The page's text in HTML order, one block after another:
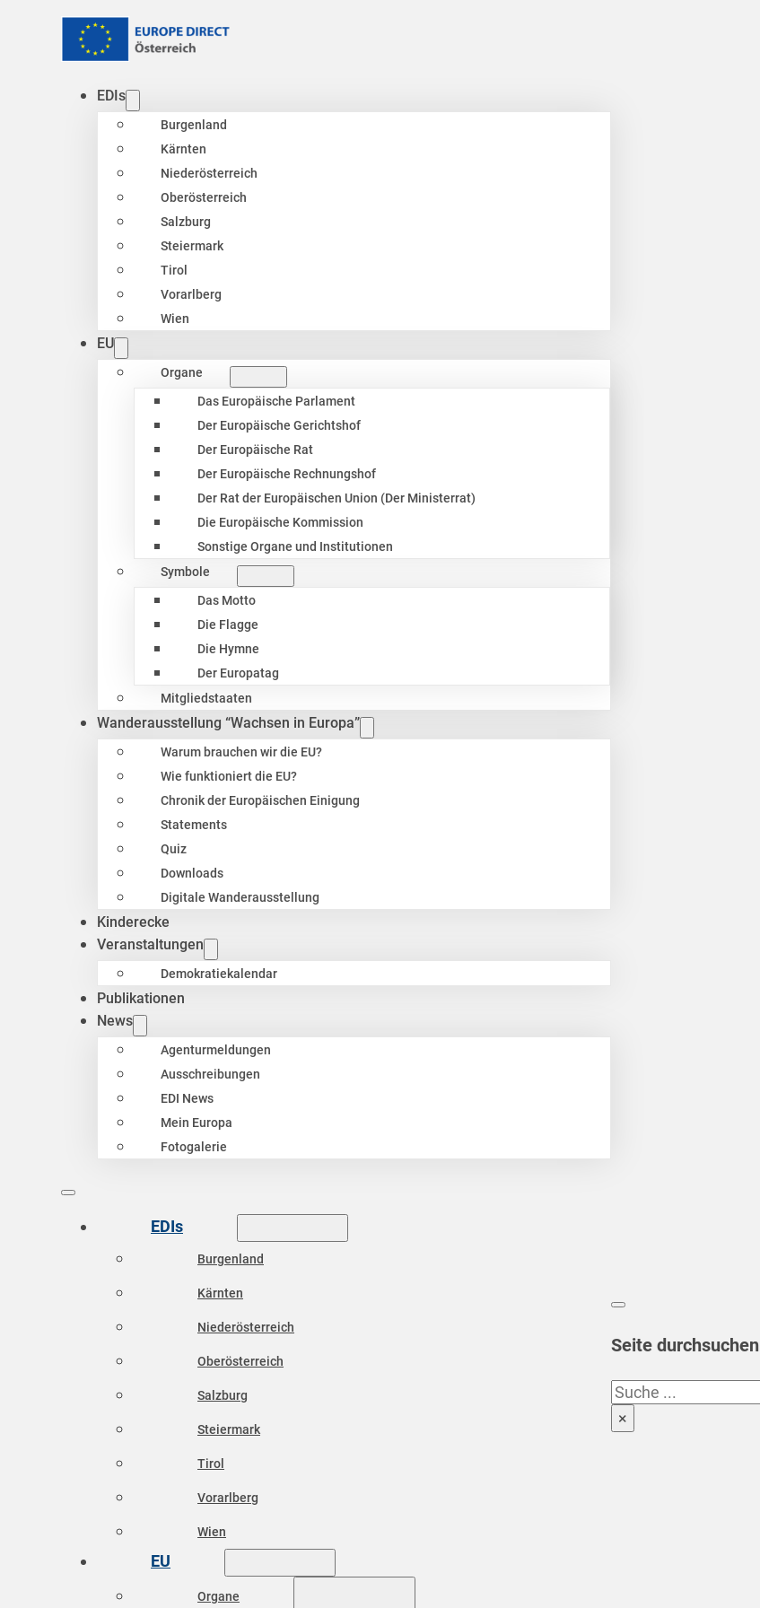
EDIs
Burgenland
Kärnten
Niederösterreich
Oberösterreich
Salzburg
Steiermark
Tirol
Vorarlberg
Wien
EU
Organe
Das Europäische Parlament
Der Europäische Gerichtshof
Der Europäische Rat
Der Europäische Rechnungshof
Der Rat der Europäischen Union (Der Ministerrat)
Die Europäische Kommission
Sonstige Organe und Institutionen
Symbole
Das Motto
Die Flagge
Die Hymne
Der Europatag
Mitgliedstaaten
Wanderausstellung “Wachsen in Europa”
Warum brauchen wir die EU?
Wie funktioniert die EU?
Chronik der Europäischen Einigung
Statements
Quiz
Downloads
Digitale Wanderausstellung
Kinderecke
Veranstaltungen
Demokratiekalendar
Publikationen
News
Agenturmeldungen
Ausschreibungen
EDI News
Mein Europa
Fotogalerie
EDIs
Burgenland
Kärnten
Niederösterreich
Oberösterreich
Salzburg
Steiermark
Tirol
Vorarlberg
Wien
EU
Organe
Seite durchsuchen
Suchen
×